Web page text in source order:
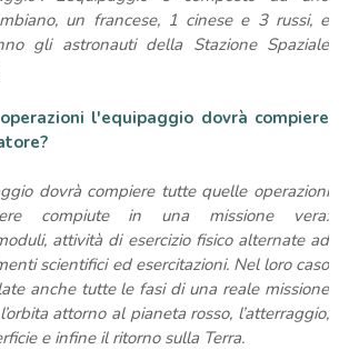
un francese, 1 cinese e 3 russi, e
gli astronauti della Stazione Spaziale
l'equipaggio dovrà compiere
dovrà compiere tutte quelle operazioni
compiute in una missione vera:
attività di esercizio fisico alternate ad
scientifici ed esercitazioni. Nel loro caso
anche tutte le fasi di una reale missione
attorno al pianeta rosso, l’atterraggio,
e infine il ritorno sulla Terra.